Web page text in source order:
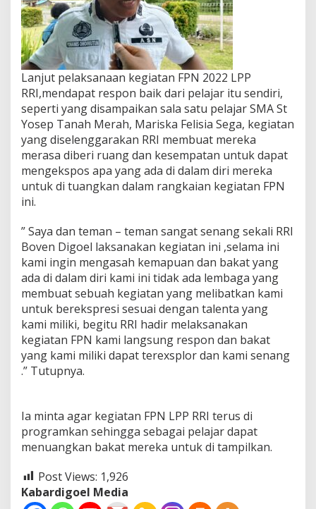
Lanjut pelaksanaan kegiatan FPN 2022 LPP
RRI,mendapat respon baik dari pelajar itu sendiri,
seperti yang disampaikan sala satu pelajar SMA St
Yosep Tanah Merah, Mariska Felisia Sega, kegiatan
yang diselenggarakan RRI membuat mereka
merasa diberi ruang dan kesempatan untuk dapat
mengekspos apa yang ada di dalam diri mereka
untuk di tuangkan dalam rangkaian kegiatan FPN
ini.
” Saya dan teman – teman sangat senang sekali RRI
Boven Digoel laksanakan kegiatan ini ,selama ini
kami ingin mengasah kemapuan dan bakat yang
ada di dalam diri kami ini tidak ada lembaga yang
membuat sebuah kegiatan yang melibatkan kami
untuk berekspresi sesuai dengan talenta yang
kami miliki, begitu RRI hadir melaksanakan
kegiatan FPN kami langsung respon dan bakat
yang kami miliki dapat terexsplor dan kami senang
.” Tutupnya.
Ia minta agar kegiatan FPN LPP RRI terus di
programkan sehingga sebagai pelajar dapat
menuangkan bakat mereka untuk di tampilkan.
Post Views: 1,926
Kabardigoel Media